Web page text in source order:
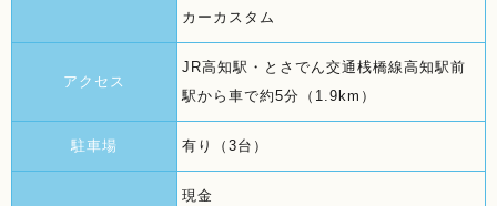
カーカスタム
アクセス
JR高知駅・とさでん交通桟橋線高知駅前
駅から 車で約5分（1.9km）
駐車場 有り（3台）
現金